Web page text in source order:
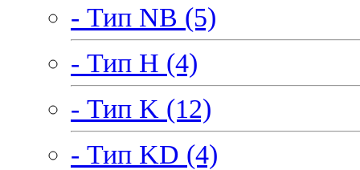
- Тип NB (5)
- Тип H (4)
- Тип K (12)
- Тип KD (4)